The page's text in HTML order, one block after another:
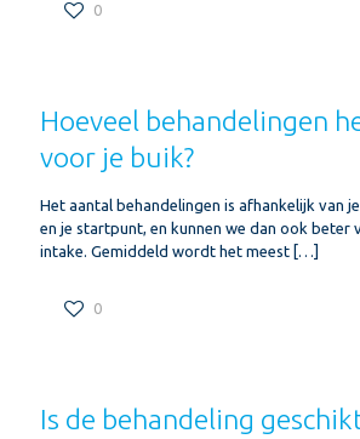
0
Hoeveel behandelingen
voor je buik?
Het aantal behandelingen is afhankelijk van
en je startpunt, en kunnen we dan ook beter
intake. Gemiddeld wordt het meest […]
0
Is de behandeling